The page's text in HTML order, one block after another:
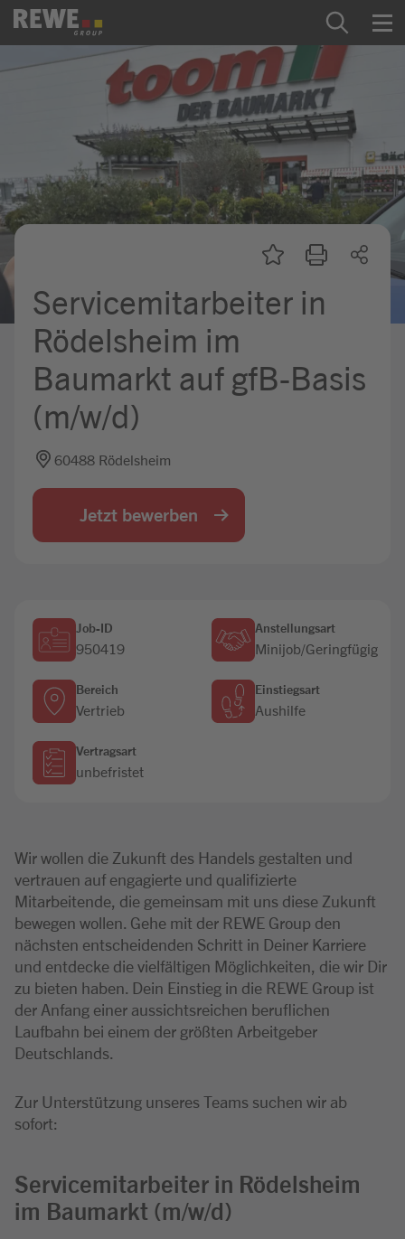
Zum Inhalt springen
Startseite
REWE Group als Arbeitgeber
Ausbildung & Studium
Praktikum & Werkstudium
Mein Kandidat:innenprofil
Servicemitarbeiter in
Rödelsheim im
Baumarkt auf gfB-Basis
(m/w/d)
60488 Rödelsheim
Jetzt bewerben
Job-ID
950419
Anstellungsart
Minijob/Geringfügig
Bereich
Vertrieb
Einstiegsart
Aushilfe
Vertragsart
unbefristet
Wir wollen die Zukunft des Handels gestalten und
vertrauen auf engagierte und qualifizierte
Mitarbeitende, die gemeinsam mit uns diese Zukunft
bewegen wollen. Gehe mit der REWE Group den
nächsten entscheidenden Schritt in Deiner Karriere
und entdecke die vielfältigen Möglichkeiten, die wir Dir
zu bieten haben. Dein Einstieg in die REWE Group ist
der Anfang einer aussichtsreichen beruflichen
Laufbahn bei einem der größten Arbeitgeber
Deutschlands.
Zur Unterstützung unseres Teams suchen wir ab
sofort:
Servicemitarbeiter in Rödelsheim
im Baumarkt (m/w/d)